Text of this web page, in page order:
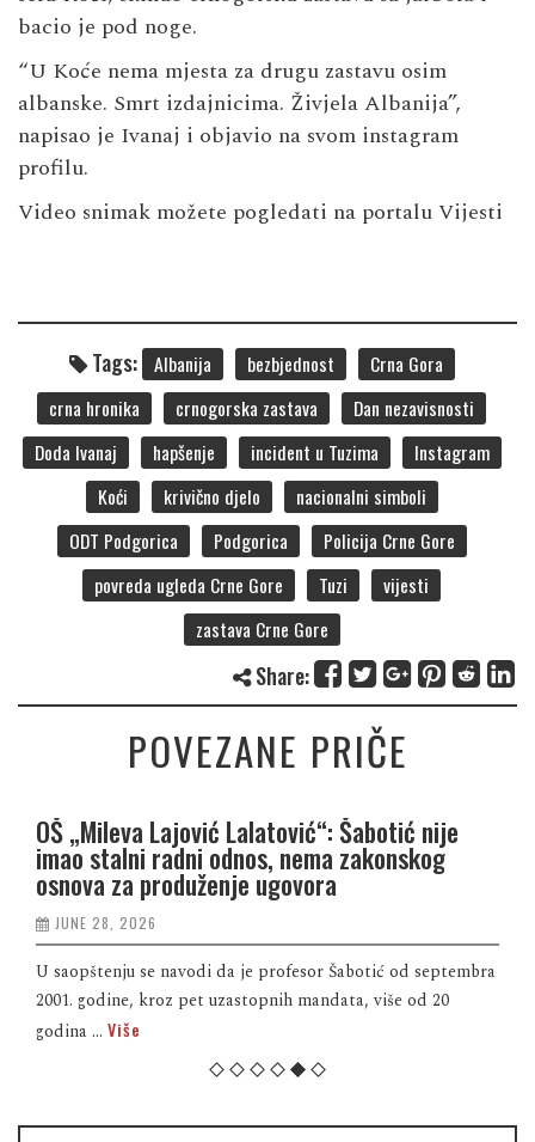
bacio je pod noge.
“U Koće nema mjesta za drugu zastavu osim
albanske. Smrt izdajnicima. Živjela Albanija”,
napisao je Ivanaj i objavio na svom instagram
profilu.
Video snimak možete pogledati na portaluVijesti
Tags: Albanija bezbjednost
Crna Gora
crna hronika
crnogorska zastava
Dan nezavisnosti
Doda Ivanaj
hapšenje incident u Tuzima
Instagram
Koći
krivično djelo
nacionalni simboli
ODT Podgorica
Podgorica
Policija Crne Gore
povreda ugleda Crne Gore
Tuzi
vijesti
zastava Crne Gore
Share:
POVEZANE PRIČE
OŠ „Mileva Lajović Lalatović“: Šabotić nije
imao stalni radni odnos, nema zakonskog
osnova za produženje ugovora
JUNE 28, 2026
U saopštenju se navodi da je profesor Šabotić od septembra
2001. godine, kroz pet uzastopnih mandata, više od 20
godina ... Više